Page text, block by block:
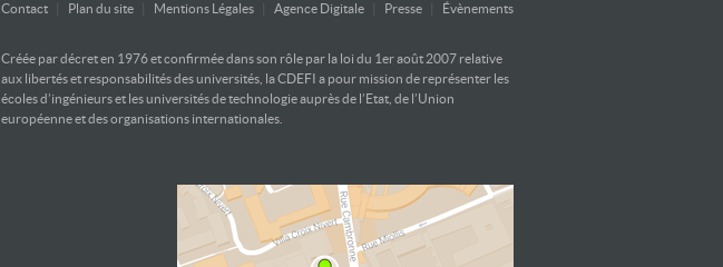
Contact Plan du site Mentions Légales Agence Digitale Presse Évènements
Créée par décret en 1976 et confirmée dans son rôle par la loi du 1er août 2007 relative
aux libertés et responsabilités des universités, la CDEFI a pour mission de représenter les
écoles d’ingénieurs et les universités de technologie auprès de l’Etat, de l’Union
européenne et des organisations internationales.